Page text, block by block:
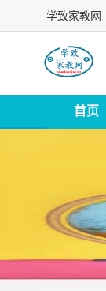
学致家教网
首页